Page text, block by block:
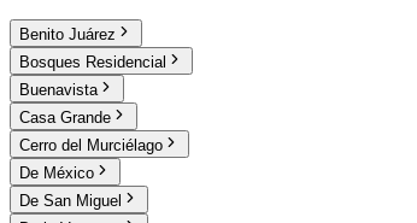
Benito Juárez
Bosques Residencial
Buenavista
Casa Grande
Cerro del Murciélago
De México
De San Miguel